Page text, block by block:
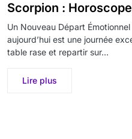
Scorpion :
Un Nouveau Départ
aujourd’hui est une journée
table rase et repartir sur…
Lire plus